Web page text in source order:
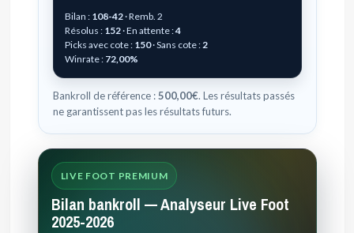
Bilan : 108-42· Remb. 2
Résolus : 152· En attente :4
Picks avec cote : 150· Sans cote : 2
Winrate : 72,00%
Bankroll de référence :500,00€. Les résultats passés
ne garantissent pas les résultats futurs.
LIVE FOOT PREMIUM
Bilan bankroll — Analyseur Live Foot
2025-2026